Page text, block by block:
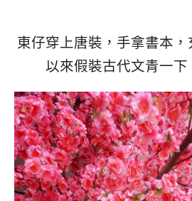
東仔穿上唐裝，手拿書本
以來假裝古代文青一下